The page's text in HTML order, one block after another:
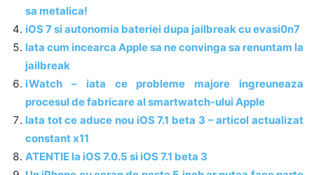
sa metalica!
iOS 7 si autonomia bateriei dupa jailbreak cu evasi0n7
Iata cum incearca Apple sa ne convinga sa renuntam la
jailbreak
iWatch – iata ce probleme majore ingreuneaza
procesul de fabricare al smartwatch-ului Apple
Iata tot ce aduce nou iOS 7.1 beta 3 – articol actualizat
constant x11
ATENTIE la iOS 7.0.5 si iOS 7.1 beta 3